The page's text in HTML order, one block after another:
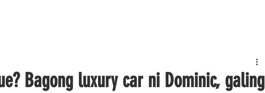
Bagong luxury car ni Dominic, galing